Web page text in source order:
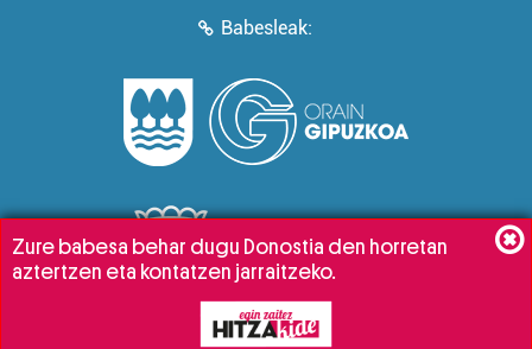
Babesleak:
Zure babesa behar dugu Donostia den horretan
aztertzen eta kontatzen jarraitzeko.